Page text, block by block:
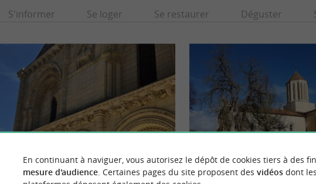
S'informer Se loger Se restaurer Déguster
Eglise Notre-Dame de Surgères
L' église Notre-Dame de Surgères, située en Charente-
Surgères
Surgères est une ville située à 30km de La
En continuant à naviguer, vous autorisez le dépôt de cookies tiers à des
mesure d'audience. Certaines pages du site proposent des vidéosdont les